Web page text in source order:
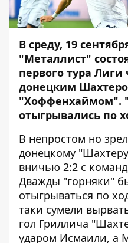
В среду, 19
"Металлист"
первого тура
донецким
"Хоффенхаймом".
отыгрывались по
В непростом но
донецкому
вничью 2:2 с
Дважды "горняки"
отыгрываться по
таки сумели
гол Гриллича
ударом Исмаили, а